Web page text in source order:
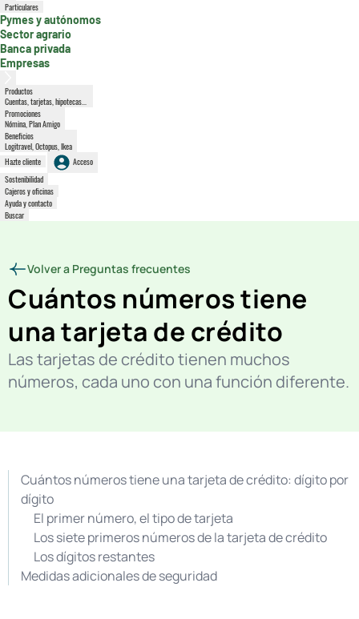
Particulares
Pymes y autónomos
Sector agrario
Banca privada
Empresas
Productos
Cuentas, tarjetas, hipotecas...
Promociones
Nómina, Plan Amigo
Beneficios
Logitravel, Octopus, Ikea
Hazte cliente
Acceso
Sostenibilidad
Cajeros y oficinas
Ayuda y contacto
Buscar
Volver a Preguntas frecuentes
Cuántos números tiene
una tarjeta de crédito
Las tarjetas de crédito tienen muchos
números, cada uno con una función diferente.
Cuántos números tiene una tarjeta de crédito: dígito por
dígito
El primer número, el tipo de tarjeta
Los siete primeros números de la tarjeta de crédito
Los dígitos restantes
Medidas adicionales de seguridad